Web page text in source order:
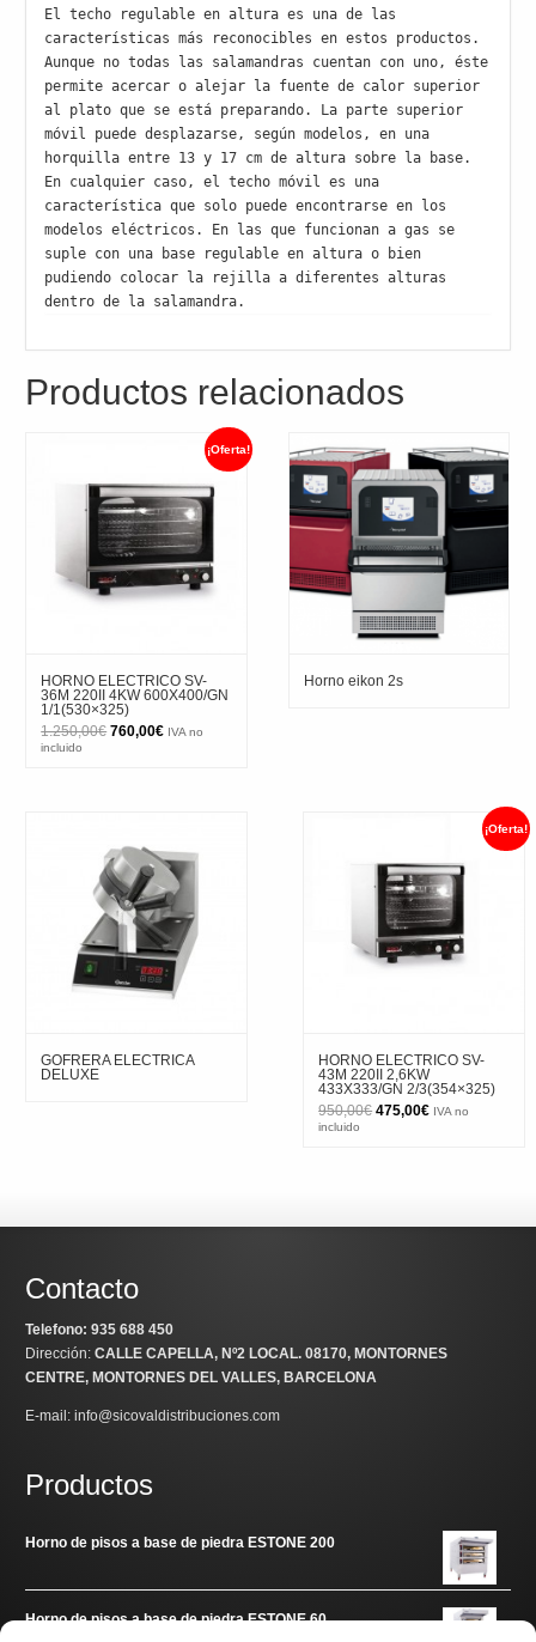
El techo regulable en altura es una de las
características más reconocibles en estos productos.
Aunque no todas las salamandras cuentan con uno, éste
permite acercar o alejar la fuente de calor superior
al plato que se está preparando. La parte superior
móvil puede desplazarse, según modelos, en una
horquilla entre 13 y 17 cm de altura sobre la base.
En cualquier caso, el techo móvil es una
característica que solo puede encontrarse en los
modelos eléctricos. En las que funcionan a gas se
suple con una base regulable en altura o bien
pudiendo colocar la rejilla a diferentes alturas
dentro de la salamandra.
Productos relacionados
¡Oferta!
HORNO ELECTRICO SV-
36M 220II 4KW 600X400/GN
1/1(530×325)
1.250,00€ El
760,00€ElIVA no
incluido
Horno eikon 2s
GOFRERA ELECTRICA
DELUXE
¡Oferta!
HORNO ELECTRICO SV-
43M 220II 2,6KW
433X333/GN 2/3(354×325)
950,00€ El
precio
475,00€ElIVA no
incluido
Contacto
Telefono: 935 688 450
Dirección:CALLE CAPELLA, Nº2 LOCAL. 08170, MONTORNES
CENTRE, MONTORNES DEL VALLES, BARCELONA
E-mail: info@sicovaldistribuciones.com
Productos
Horno de pisos a base de piedra ESTONE 200
Horno de pisos a base de piedra ESTONE 60